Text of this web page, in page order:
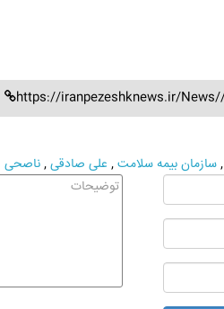
https://iranpezeshknews.ir/
,سازمان بیمه سلامت, علی صادقی,ناصحی